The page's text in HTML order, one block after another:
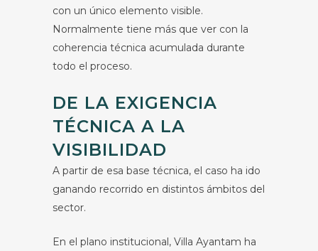
con un único elemento visible.
Normalmente tiene más que ver con la
coherencia técnica acumulada durante
todo el proceso.
DE LA EXIGENCIA
TÉCNICA A LA
VISIBILIDAD
A partir de esa base técnica, el caso ha ido
ganando recorrido en distintos ámbitos del
sector.
En el plano institucional, Villa Ayantam ha